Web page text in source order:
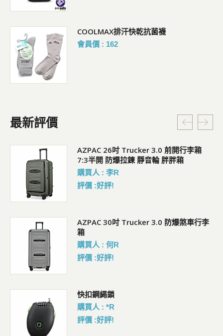
COOLMAX排汗快乾抗菌襪
會員價 : 162
最新評價
AZPAC 26吋 Trucker 3.0 前開行李箱
7:3半開 防爆拉鍊 靜音輪 胖胖箱
購買人 : 李R
評價 :好評!
AZPAC 30吋 Trucker 3.0 防爆煞車行李
箱
購買人 : 何R
評價 :好評!
快扣鋼繩鎖
購買人 : *R
評價 :好評!